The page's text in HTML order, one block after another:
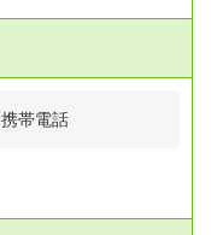
携帯電話